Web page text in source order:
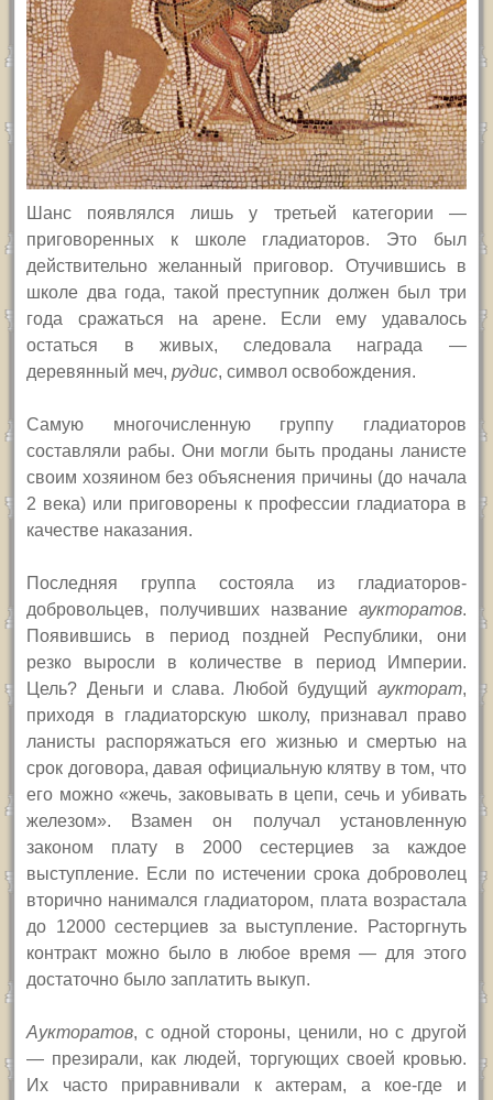
Шанс появлялся лишь у третьей категории —
приговоренных к школе гладиаторов. Это был
действительно желанный приговор. Отучившись в
школе два года, такой преступник должен был три
года сражаться на арене. Если ему удавалось
остаться в живых, следовала награда —
деревянный меч,рудис, символ освобождения.
Самую многочисленную группу гладиаторов
составляли рабы. Они могли быть проданы ланисте
своим хозяином без объяснения причины (до начала
2 века) или приговорены к профессии гладиатора в
качестве наказания.
Последняя группа состояла из гладиаторов-
добровольцев, получивших название аукторатов.
Появившись в период поздней Республики, они
резко выросли в количестве в период Империи.
Цель? Деньги и слава. Любой будущий аукторат,
приходя в гладиаторскую школу, признавал право
ланисты распоряжаться его жизнью и смертью на
срок договора, давая официальную клятву в том, что
его можно «жечь, заковывать в цепи, сечь и убивать
железом». Взамен он получал установленную
законом плату в 2000 сестерциев за каждое
выступление. Если по истечении срока доброволец
вторично нанимался гладиатором, плата возрастала
до 12000 сестерциев за выступление. Расторгнуть
контракт можно было в любое время — для этого
достаточно было заплатить выкуп.
Аукторатов, с одной стороны, ценили, но с другой
— презирали, как людей, торгующих своей кровью.
Их часто приравнивали к актерам, а кое-где и